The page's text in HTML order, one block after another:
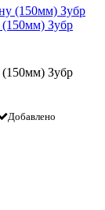
Зубр
Зубр
Добавлено